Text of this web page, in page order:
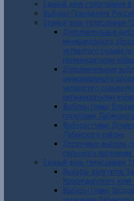
Единый день голосования
Выборы Президента
Единый день голосования
Дополнительные
муниципального
четвертого созыва
пятимандатному
Дополнительные
муниципального
четвертого созыва
пятимандатному
Выборы главы
поселения
Выборы главы
Лабинского района
Досрочные выборы
сельского
Единый день голосования
Выборы депутатов
Краснодарского
Выборы главы